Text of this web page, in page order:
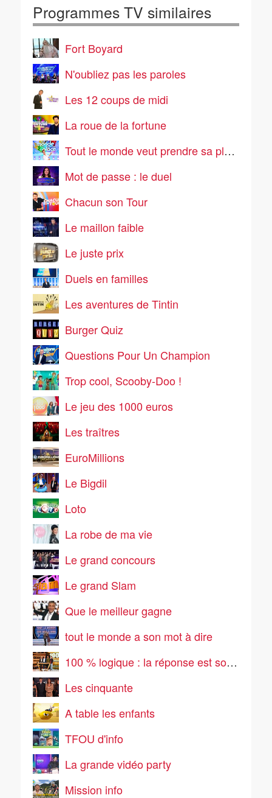
Programmes TV similaires
Fort Boyard
N'oubliez pas les paroles
Les 12 coups de midi
La roue de la fortune
Tout le monde veut prendre sa place
Mot de passe : le duel
Chacun son Tour
Le maillon faible
Le juste prix
Duels en familles
Les aventures de Tintin
Burger Quiz
Questions Pour Un Champion
Trop cool, Scooby-Doo !
Le jeu des 1000 euros
Les traîtres
EuroMillions
Le Bigdil
Loto
La robe de ma vie
Le grand concours
Le grand Slam
Que le meilleur gagne
tout le monde a son mot à dire
100 % logique : la réponse est sous vos yeux
Les cinquante
A table les enfants
TFOU d'info
La grande vidéo party
Mission info